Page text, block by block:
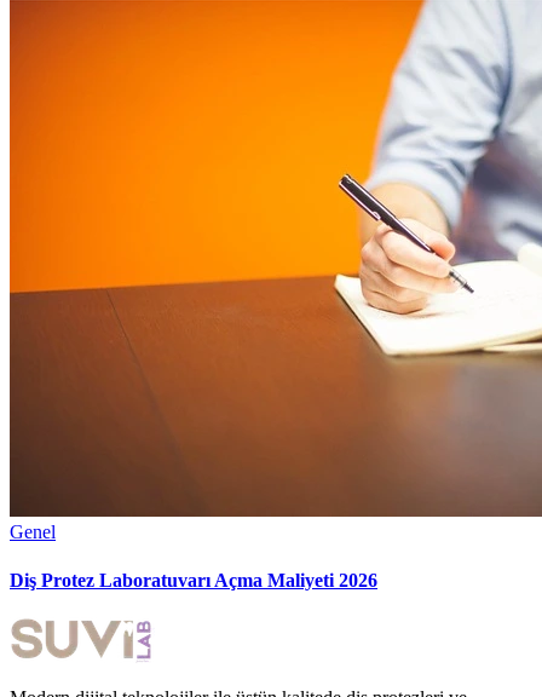
Genel
Diş Protez Laboratuvarı Açma Maliyeti 2026